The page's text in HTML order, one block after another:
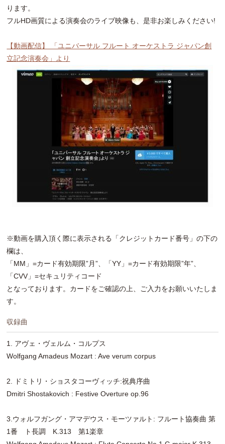
ります。
フルHD画質による演奏会のライブ映像も、是非お楽しみください!
【動画配信】 「ユニバーサル フルート オーケストラ ジャパン創
立記念演奏会」より
※動画を購入頂く際に表示される「クレジットカード番号」の下の
欄は、
「MM」=カード有効期限”月”、「YY」=カード有効期限”年”、
「CVV」=セキュリティコード
となっております。カードをご確認の上、ご入力をお願いいたしま
す。
収録曲
1. アヴェ・ヴェルム・コルプス
Wolfgang Amadeus Mozart : Ave verum corpus
2. ドミトリ・ショスタコーヴィッチ:祝典序曲
Dmitri Shostakovich : Festive Overture op.96
3.ウォルフガング・アマデウス・モーツァルト: フルート協奏曲 第
1番 ト長調 K.313 第1楽章